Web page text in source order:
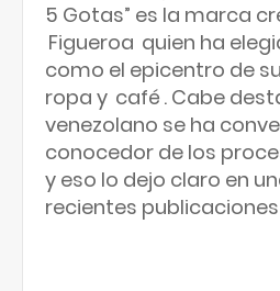
5 Gotas” es la marca
Figueroa quien ha
como el epicentro de
ropa y café . Cabe
venezolano se ha
conocedor de los
y eso lo dejo claro en
recientes